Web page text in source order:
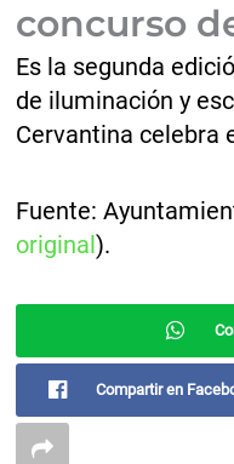
concurso
Es la segunda
de iluminación y
Cervantina celebra
Fuente:
original).
Compartir en